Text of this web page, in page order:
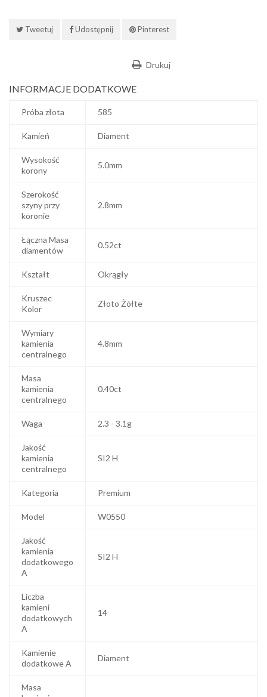
Tweetuj Udostępnij Pinterest
Drukuj
INFORMACJE DODATKOWE
Próba złota 585
Kamień Diament
Wysokość
korony
5.0mm
Szerokość
szyny przy
koronie
2.8mm
Łączna Masa
diamentów
0.52ct
Kształt Okrągły
Kruszec
Kolor
Złoto Żółte
Wymiary
kamienia
centralnego
4.8mm
Masa
kamienia
centralnego
0.40ct
Waga 2.3 - 3.1g
Jakość
kamienia
centralnego
SI2 H
Kategoria Premium
Model W0550
Jakość
kamienia
dodatkowego
A
SI2 H
Liczba
kamieni
dodatkowych
A
14
Kamienie
dodatkowe A
Diament
Masa